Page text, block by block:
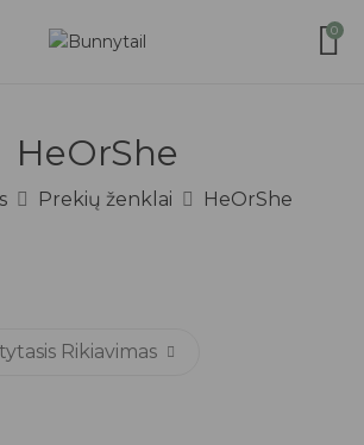
0
HeOrShe
Prekių ženklai HeOrShe
Rikiavimas